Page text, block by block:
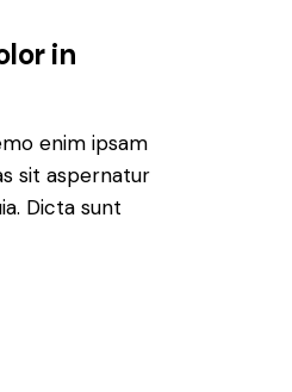
in
enim ipsam
sit aspernatur
Dicta sunt